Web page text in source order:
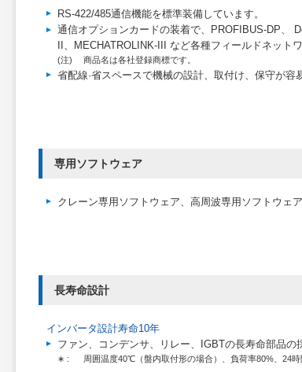
RS-422/485通信機能を標準装備しています。
通信オプションカードの装着で、PROFIBUS-DP、
II、MECHATROLINK-III など各種フィールドネット
(注) 商品名は各社登録商標です。
省配線·省スペースで機械の設計、取付け、保守が容
専用ソフトウェア
クレーン専用ソフトウェア、高周波専用ソフトウェ
長寿命設計
インバータ設計寿命10年
ファン、コンデンサ、リレー、IGBTの長寿命部品
∗ : 周囲温度40℃（盤内取付形の場合）、負荷率80%、24